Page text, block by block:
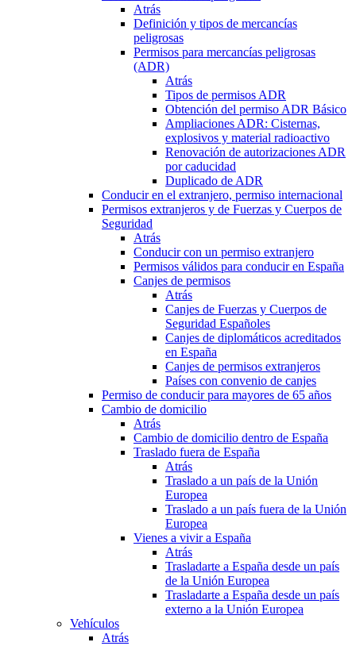
Atrás
Definición y tipos de mercancías
peligrosas
Permisos para mercancías peligrosas
(ADR)
Atrás
Tipos de permisos ADR
Obtención del permiso ADR Básico
Ampliaciones ADR: Cisternas,
explosivos y material radioactivo
Renovación de autorizaciones ADR
por caducidad
Duplicado de ADR
Conducir en el extranjero, permiso internacional
Permisos extranjeros y de Fuerzas y Cuerpos de
Seguridad
Atrás
Conducir con un permiso extranjero
Permisos válidos para conducir en España
Canjes de permisos
Atrás
Canjes de Fuerzas y Cuerpos de
Seguridad Españoles
Canjes de diplomáticos acreditados
en España
Canjes de permisos extranjeros
Países con convenio de canjes
Permiso de conducir para mayores de 65 años
Cambio de domicilio
Atrás
Cambio de domicilio dentro de España
Traslado fuera de España
Atrás
Traslado a un país de la Unión
Europea
Traslado a un país fuera de la Unión
Europea
Vienes a vivir a España
Atrás
Trasladarte a España desde un país
de la Unión Europea
Trasladarte a España desde un país
externo a la Unión Europea
Vehículos
Atrás